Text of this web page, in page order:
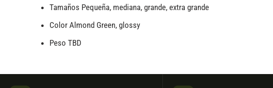
Tamaños Pequeña, mediana, grande, extra grande
Color Almond Green, glossy
Peso TBD